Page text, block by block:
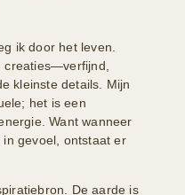
ik door het leven.
creaties—verfijnd,
kleinste details. Mijn
het is een
Want wanneer
gevoel, ontstaat er
De aarde is